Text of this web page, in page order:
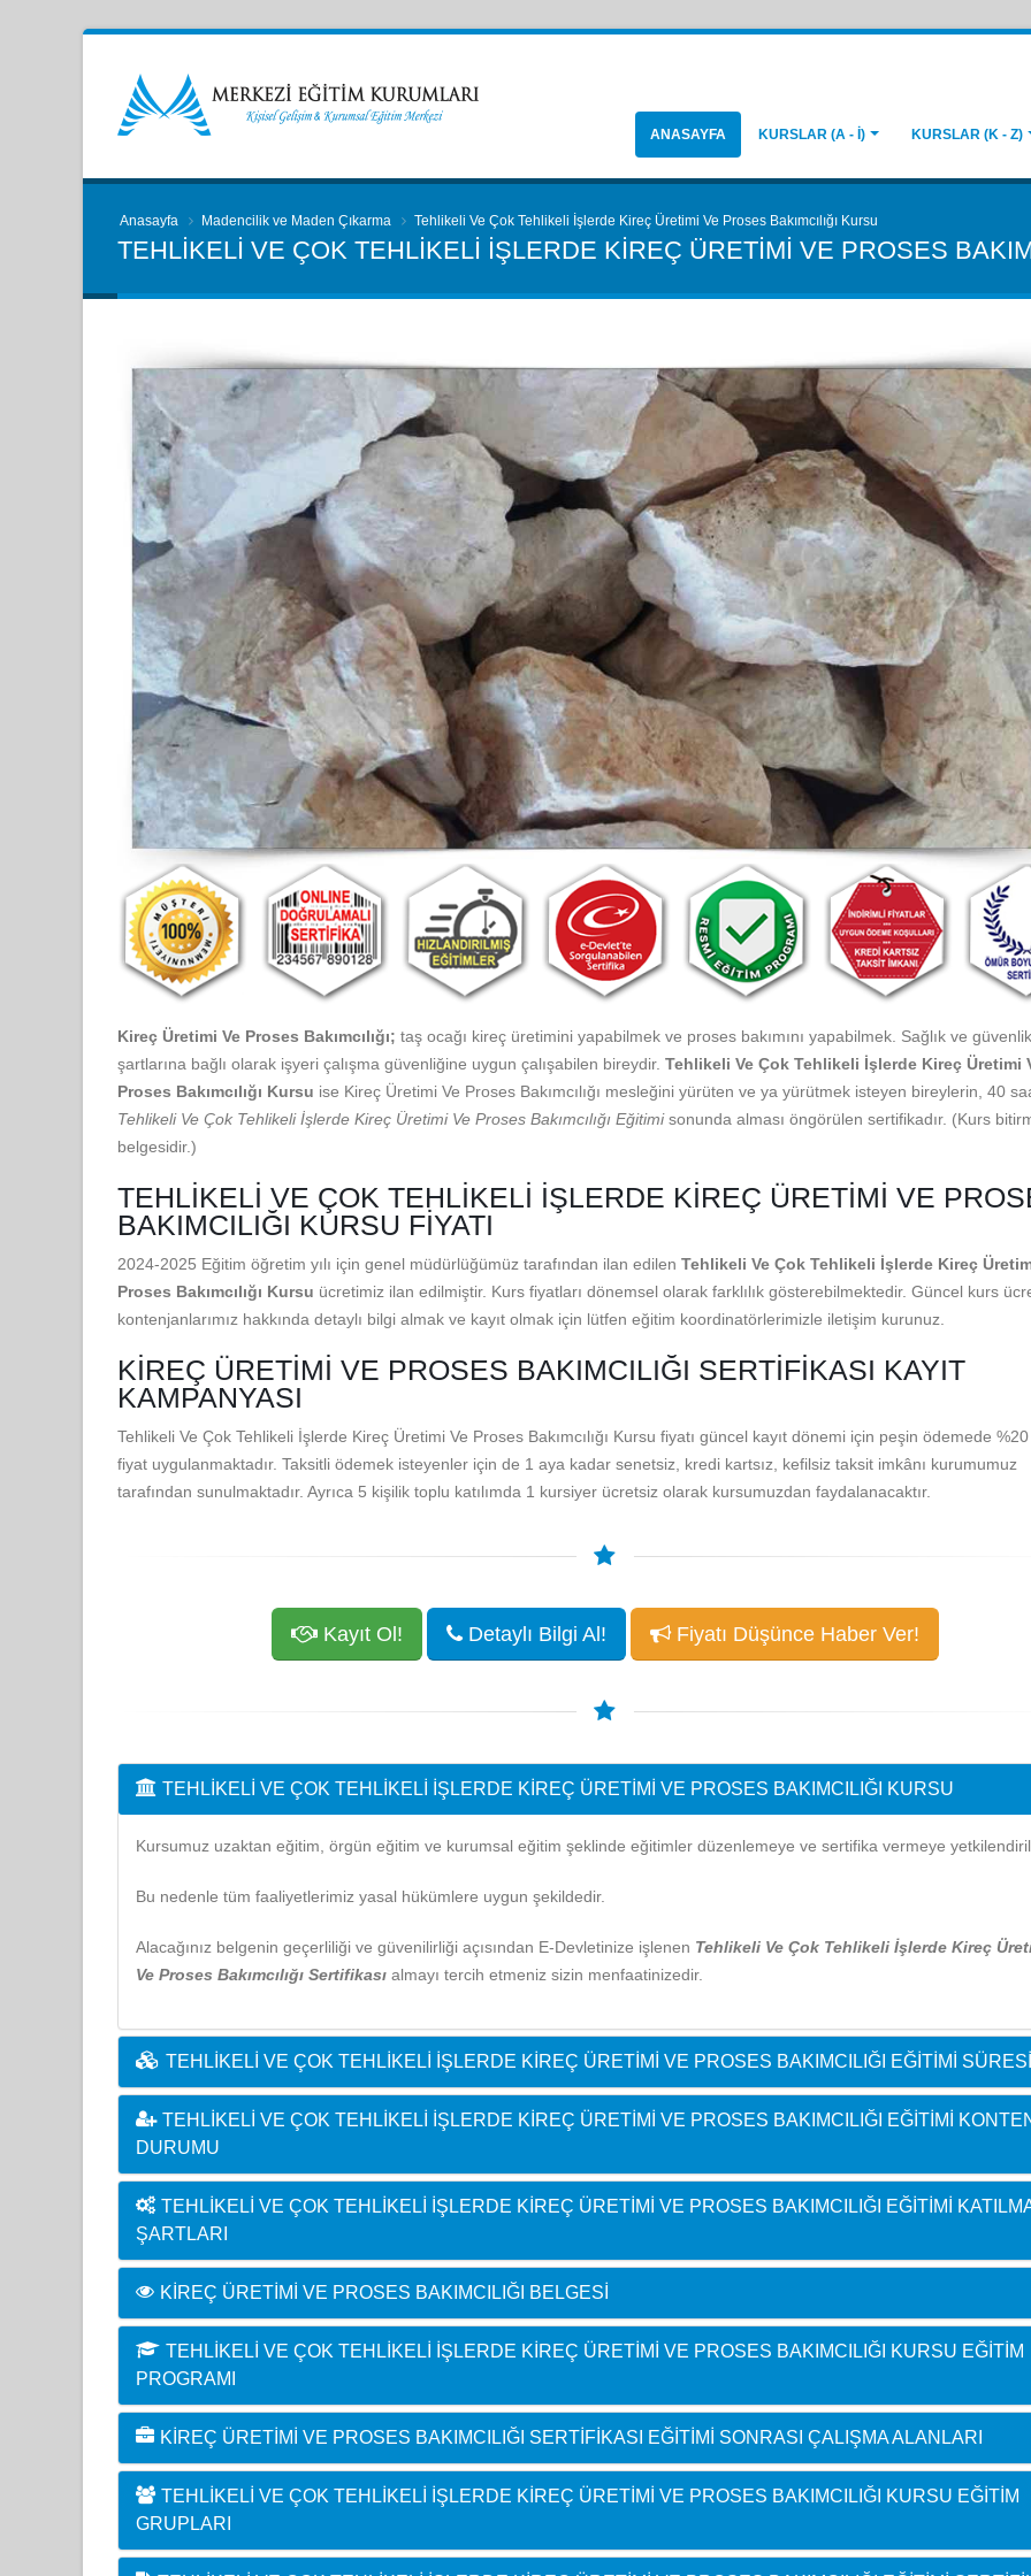
ANASAYFA KURSLAR (A - İ) KURSLAR (K - Z)
Anasayfa Madencilik ve Maden Çıkarma Tehlikeli Ve Çok Tehlikeli İşlerde Kireç Üretimi Ve Proses Bakımcılığı Kursu
TEHLIKELI VE ÇOK TEHLIKELI İŞLERDE KIREÇ ÜRETIMI VE PROSES
Kireç Üretimi Ve Proses Bakımcılığı; taş ocağı kireç üretimini yapabilmek ve proses bakımını yapabilmek. Sağlık ve güvenlik
şartlarına bağlı olarak işyeri çalışma güvenliğine uygun çalışabilen bireydir. Tehlikeli Ve Çok Tehlikeli İşlerde Kireç Üretimi
Proses Bakımcılığı Kursu ise Kireç Üretimi Ve Proses Bakımcılığı mesleğini yürüten ve ya yürütmek isteyen bireylerin, 40
Tehlikeli Ve Çok Tehlikeli İşlerde Kireç Üretimi Ve Proses Bakımcılığı Eğitimisonunda alması öngörülen sertifikadır. (Kurs
belgesidir.)
TEHLIKELI VE ÇOK TEHLIKELI İŞLERDE KIREÇ ÜRETIMI VE
BAKIMCILIĞI KURSU FIYATI
2024-2025 Eğitim öğretim yılı için genel müdürlüğümüz tarafından ilan edilen Tehlikeli Ve Çok Tehlikeli İşlerde Kireç
Proses Bakımcılığı Kursu ücretimiz ilan edilmiştir. Kurs fiyatları dönemsel olarak farklılık gösterebilmektedir. Güncel kurs
kontenjanlarımız hakkında detaylı bilgi almak ve kayıt olmak için lütfen eğitim koordinatörlerimizle iletişim kurunuz.
KIREÇ ÜRETIMI VE PROSES BAKIMCILIĞI SERTIFIKASI KAYIT
KAMPANYASI
Tehlikeli Ve Çok Tehlikeli İşlerde Kireç Üretimi Ve Proses Bakımcılığı Kursu fiyatı güncel kayıt dönemi için peşin ödemede
fiyat uygulanmaktadır. Taksitli ödemek isteyenler için de 1 aya kadar senetsiz, kredi kartsız, kefilsiz taksit imkânı kurumumuz
tarafından sunulmaktadır. Ayrıca 5 kişilik toplu katılımda 1 kursiyer ücretsiz olarak kursumuzdan faydalanacaktır.
Kayıt Ol! Detaylı Bilgi Al! Fiyatı Düşünce Haber Ver!
TEHLIKELI VE ÇOK TEHLIKELI İŞLERDE KIREÇ ÜRETIMI VE PROSES BAKIMCILIĞI KURSU
Kursumuz uzaktan eğitim, örgün eğitim ve kurumsal eğitim şeklinde eğitimler düzenlemeye ve sertifika vermeye
Bu nedenle tüm faaliyetlerimiz yasal hükümlere uygun şekildedir.
Alacağınız belgenin geçerliliği ve güvenilirliği açısından E-Devletinize işlenen Tehlikeli Ve Çok Tehlikeli İşlerde Kireç
Ve Proses Bakımcılığı Sertifikası almayı tercih etmeniz sizin menfaatinizedir.
TEHLIKELI VE ÇOK TEHLIKELI İŞLERDE KIREÇ ÜRETIMI VE PROSES BAKIMCILIĞI EĞITIMI SÜRESI
TEHLIKELI VE ÇOK TEHLIKELI İŞLERDE KIREÇ ÜRETIMI VE PROSES BAKIMCILIĞI EĞITIMI
DURUMU
TEHLIKELI VE ÇOK TEHLIKELI İŞLERDE KIREÇ ÜRETIMI VE PROSES BAKIMCILIĞI EĞITIMI
ŞARTLARI
KIREÇ ÜRETIMI VE PROSES BAKIMCILIĞI BELGESI
TEHLIKELI VE ÇOK TEHLIKELI İŞLERDE KIREÇ ÜRETIMI VE PROSES BAKIMCILIĞI KURSU EĞITIM
PROGRAMI
KIREÇ ÜRETIMI VE PROSES BAKIMCILIĞI SERTIFIKASI EĞITIMI SONRASI ÇALIŞMA ALANLARI
TEHLIKELI VE ÇOK TEHLIKELI İŞLERDE KIREÇ ÜRETIMI VE PROSES BAKIMCILIĞI KURSU EĞITIM
GRUPLARI